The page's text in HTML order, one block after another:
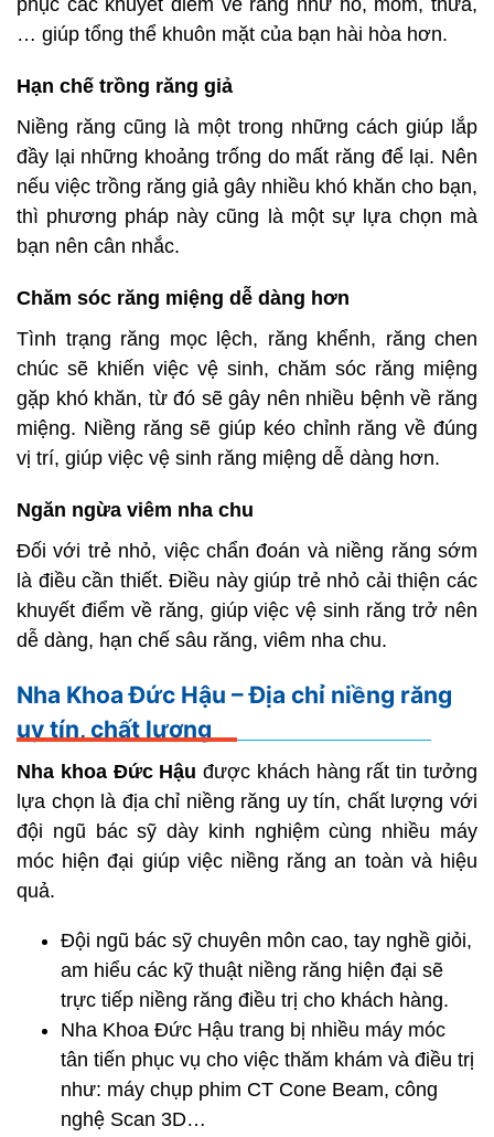
phục các khuyết điểm về răng như hô, móm, thưa,
… giúp tổng thể khuôn mặt của bạn hài hòa hơn.
Hạn chế trồng răng giả
Niềng răng cũng là một trong những cách giúp lắp
đầy lại những khoảng trống do mất răng để lại. Nên
nếu việc trồng răng giả gây nhiều khó khăn cho bạn,
thì phương pháp này cũng là một sự lựa chọn mà
bạn nên cân nhắc.
Chăm sóc răng miệng dễ dàng hơn
Tình trạng răng mọc lệch, răng khểnh, răng chen
chúc sẽ khiến việc vệ sinh, chăm sóc răng miệng
gặp khó khăn, từ đó sẽ gây nên nhiều bệnh về răng
miệng. Niềng răng sẽ giúp kéo chỉnh răng về đúng
vị trí, giúp việc vệ sinh răng miệng dễ dàng hơn.
Ngăn ngừa viêm nha chu
Đối với trẻ nhỏ, việc chẩn đoán và niềng răng sớm
là điều cần thiết. Điều này giúp trẻ nhỏ cải thiện các
khuyết điểm về răng, giúp việc vệ sinh răng trở nên
dễ dàng, hạn chế sâu răng, viêm nha chu.
Nha Khoa Đức Hậu – Địa chỉ niềng răng
uy tín, chất lượng
Nha khoa Đức Hậu được khách hàng rất tin tưởng
lựa chọn là địa chỉ niềng răng uy tín, chất lượng với
đội ngũ bác sỹ dày kinh nghiệm cùng nhiều máy
móc hiện đại giúp việc niềng răng an toàn và hiệu
quả.
Đội ngũ bác sỹ chuyên môn cao, tay nghề giỏi,
am hiểu các kỹ thuật niềng răng hiện đại sẽ
trực tiếp niềng răng điều trị cho khách hàng.
Nha Khoa Đức Hậu trang bị nhiều máy móc
tân tiến phục vụ cho việc thăm khám và điều trị
như: máy chụp phim CT Cone Beam, công
nghệ Scan 3D…